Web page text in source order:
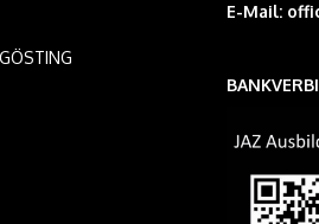
E-Mail: